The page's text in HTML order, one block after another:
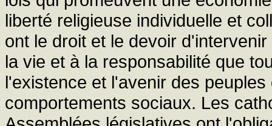
liberté religieuse individuelle et
ont le droit et le devoir
la vie et à la responsabilité que
l'existence et l'avenir des
comportements sociaux. Les